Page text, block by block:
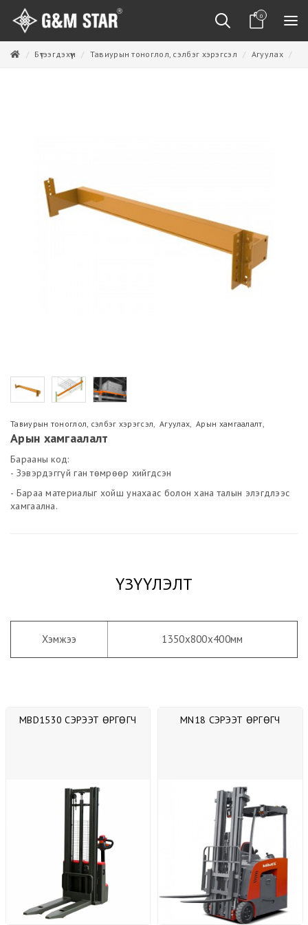
0
Бүтээгдэхүүн Тавиурын тоноглол, сэлбэг хэрэгсэл Агуулах
Тавиурын тоноглол, сэлбэг хэрэгсэл,Агуулах,Арын хамгаалалт,
Арын хамгаалалт
Барааны код:
- Зэвэрдэггүй ган төмрөөр хийгдсэн
- Бараа материалыг хойш унахаас болон хана талын элэгдлээс
хамгаална.
ҮЗҮҮЛЭЛТ
Хэмжээ 1350х800х400мм
MBD1530 СЭРЭЭТ ӨРГӨГЧ MN18 СЭРЭЭТ ӨРГӨГЧ